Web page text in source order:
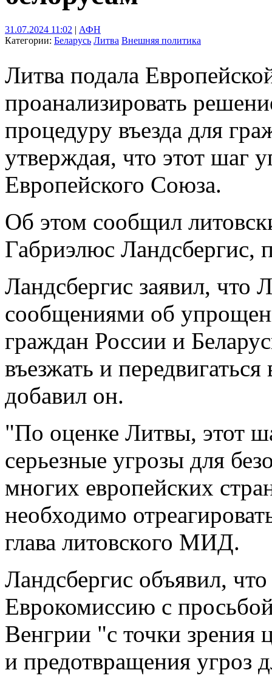
31.07.2024 11:02 | АФН
Категории: Беларусь Литва Внешняя политика
Литва подала
проанализировать
процедуру въезда для
утверждая, что этот шаг
Европейского Союза.
Об этом сообщил
Габриэлюс Ландсбергис,
Ландсбергис заявил, что
сообщениями об
граждан России и
въезжать и
добавил он.
"По оценке Литвы, этот
серьезные угрозы для
многих европейских
необходимо
глава литовского МИД.
Ландсбергис объявил,
Еврокомиссию с
Венгрии "с точки зрения
и предотвращения угроз